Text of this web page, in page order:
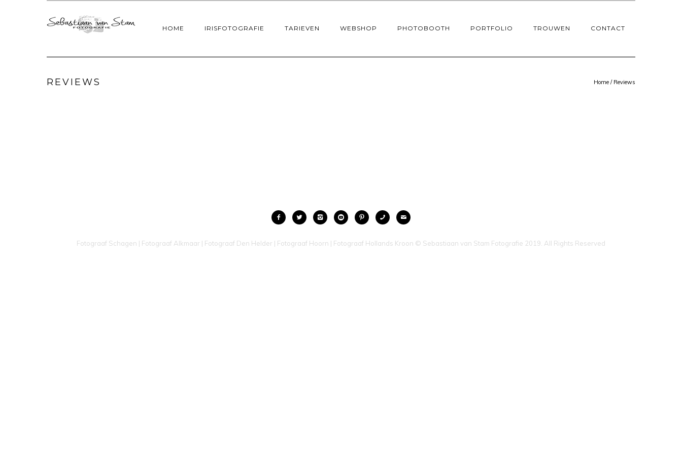
HOME IRISFOTOGRAFIE TARIEVEN WEBSHOP PHOTOBOOTH PORTFOLIO TROUWEN CONTACT
REVIEWS Home / Reviews
Fotograaf Schagen | Fotograaf Alkmaar | Fotograaf Den Helder | Fotograaf Hoorn | Fotograaf Hollands Kroon © Sebastiaan van Stam Fotografie 2019. All Rights Reserved